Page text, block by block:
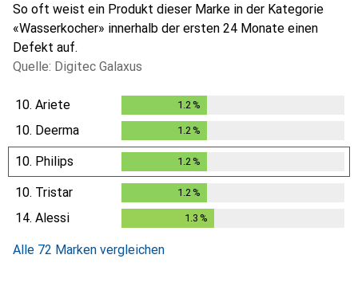
So oft weist ein Produkt dieser Marke in der Kategorie
«Wasserkocher» innerhalb der ersten 24 Monate einen
Defekt auf.
Quelle: Digitec Galaxus
10. Ariete 1.2 %
10. Deerma 1.2 %
10. Philips 1.2 %
10. Tristar 1.2 %
14. Alessi 1.3 %
Alle 72 Marken vergleichen